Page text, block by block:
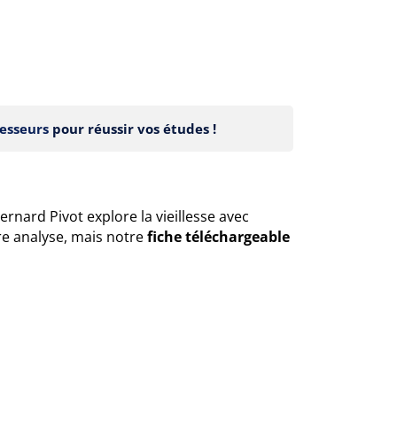
pour réussir vos études !
Pivot explore la vieillesse avec
analyse, mais notrefiche téléchargeable